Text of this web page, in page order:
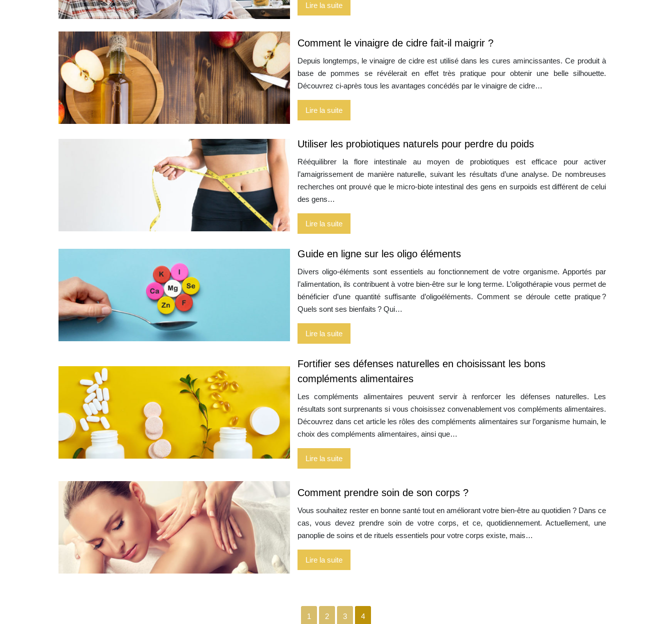
Lire la suite
Comment le vinaigre de cidre fait-il maigrir ?
Depuis longtemps, le vinaigre de cidre est utilisé dans les cures amincissantes. Ce produit à
base de pommes se révélerait en effet très pratique pour obtenir une belle silhouette.
Découvrez ci-après tous les avantages concédés par le vinaigre de cidre…
Lire la suite
Utiliser les probiotiques naturels pour perdre du poids
Rééquilibrer la flore intestinale au moyen de probiotiques est efficace pour activer
l’amaigrissement de manière naturelle, suivant les résultats d’une analyse. De nombreuses
recherches ont prouvé que le micro-biote intestinal des gens en surpoids est différent de celui
des gens…
Lire la suite
Guide en ligne sur les oligo éléments
Divers oligo-éléments sont essentiels au fonctionnement de votre organisme. Apportés par
l’alimentation, ils contribuent à votre bien-être sur le long terme. L’oligothérapie vous permet de
bénéficier d’une quantité suffisante d’oligoéléments. Comment se déroule cette pratique ?
Quels sont ses bienfaits ? Qui…
Lire la suite
Fortifier ses défenses naturelles en choisissant les bons
compléments alimentaires
Les compléments alimentaires peuvent servir à renforcer les défenses naturelles. Les
résultats sont surprenants si vous choisissez convenablement vos compléments alimentaires.
Découvrez dans cet article les rôles des compléments alimentaires sur l’organisme humain, le
choix des compléments alimentaires, ainsi que…
Lire la suite
Comment prendre soin de son corps ?
Vous souhaitez rester en bonne santé tout en améliorant votre bien-être au quotidien ? Dans ce
cas, vous devez prendre soin de votre corps, et ce, quotidiennement. Actuellement, une
panoplie de soins et de rituels essentiels pour votre corps existe, mais…
Lire la suite
1 2 3 4